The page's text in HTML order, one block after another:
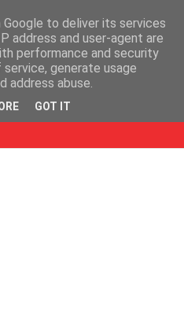
to deliver its services
address and user-agent are
performance and security
generate usage
address abuse.
GOT IT